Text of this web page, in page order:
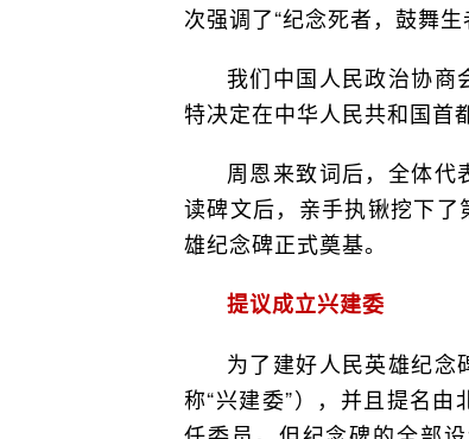
次强调了“纪念死者，鼓舞生
我们中国人民政治协商
特决定在中华人民共和国首
周恩来致词后，全体代
读碑文后，亲手执锹挖下
雄纪念碑正式奠基。
提议成立兴建委
为了建好人民英雄纪念
称“兴建委”），并且提名